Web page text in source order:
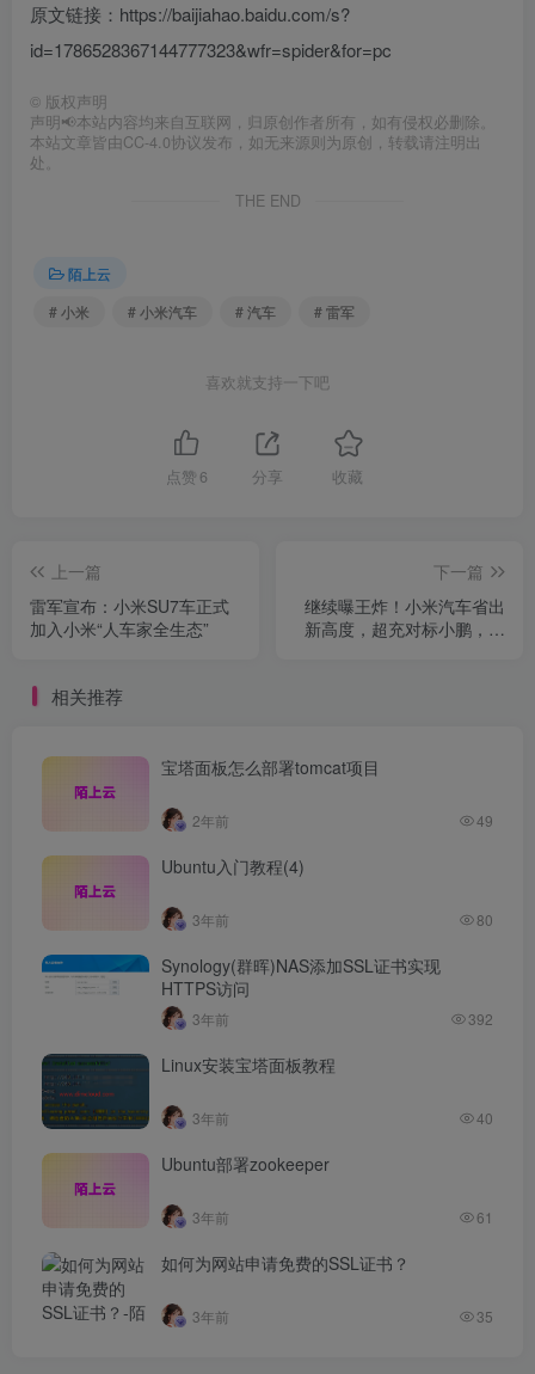
原文链接：https://baijiahao.baidu.com/s?
id=1786528367144777323&wfr=spider&for=pc
© 版权声明
声明📢本站内容均来自互联网，归原创作者所有，如有侵权必删除。
本站文章皆由CC-4.0协议发布，如无来源则为原创，转载请注明出
处。
THE END
陌上云
# 小米
# 小米汽车 # 汽车 # 雷军
喜欢就支持一下吧
点赞 6 分享 收藏
上一篇
雷军宣布：小米SU7车正式
加入小米“人车家全生态”
下一篇
继续曝王炸！小米汽车省出
新高度，超充对标小鹏，碾
相关推荐
宝塔面板怎么部署tomcat项目
2年前 49
Ubuntu入门教程(4)
3年前 80
Synology(群晖)NAS添加SSL证书实现
HTTPS访问
3年前 392
Linux安装宝塔面板教程
3年前 40
Ubuntu部署zookeeper
3年前 61
如何为网站申请免费的SSL证书？
3年前 35